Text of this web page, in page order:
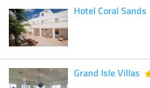
Hotel Coral Sands
Grand Isle Villas